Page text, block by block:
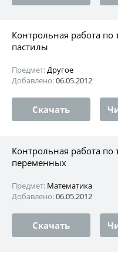
Контрольная работа
пастилы
Предмет:Другое
Добавлено:06.05.2012
Скачать
Контрольная работа
переменных
Предмет: Математика
Добавлено:06.05.2012
Скачать